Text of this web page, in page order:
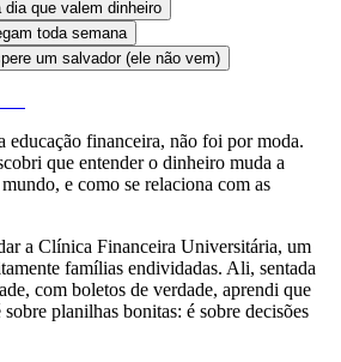
dia que valem dinheiro
toda semana
um salvador (ele não vem)
educação financeira, não foi por moda.
que entender o dinheiro muda a
e como se relaciona com as
a Clínica Financeira Universitária, um
famílias endividadas. Ali, sentada
com boletos de verdade, aprendi que
planilhas bonitas: é sobre decisões